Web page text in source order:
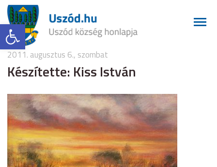
Eszköztár megnyitása
2011. augusztus 6., szombat
Készítette: Kiss István